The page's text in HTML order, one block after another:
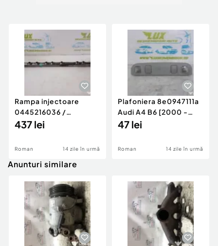
Rampa injectoare
0445216036 /
780542302 3.0 d 313
437 lei
Roman 14 zile în urmă
Plafoniera 8e0947111a
Audi A4 B6 [2000 -
2005]
47 lei
Roman 14 zile în urmă
Anunturi similare